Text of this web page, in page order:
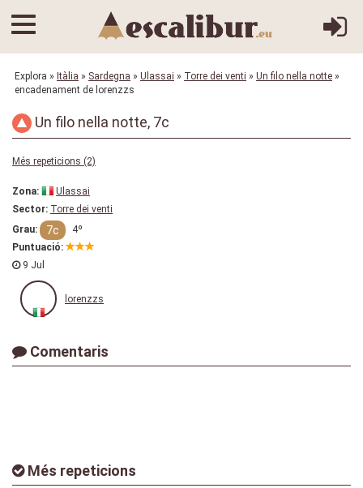
Explora » Itàlia » Sardegna » Ulassai » Torre dei venti » Un filo nella notte »
encadenament de lorenzzs
Un filo nella notte, 7c
Més repeticions (2)
Zona:
Ulassai
Sector: Torre dei venti
Grau:
7c
4º
Puntuació:
9 Jul
lorenzzs
Comentaris
Més repeticions